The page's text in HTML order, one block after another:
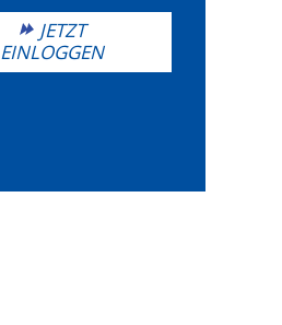
JETZT
EINLOGGEN